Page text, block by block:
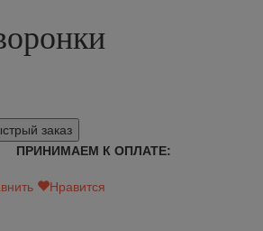
заказ
ПРИНИМАЕМ К ОПЛАТЕ:
Нравится